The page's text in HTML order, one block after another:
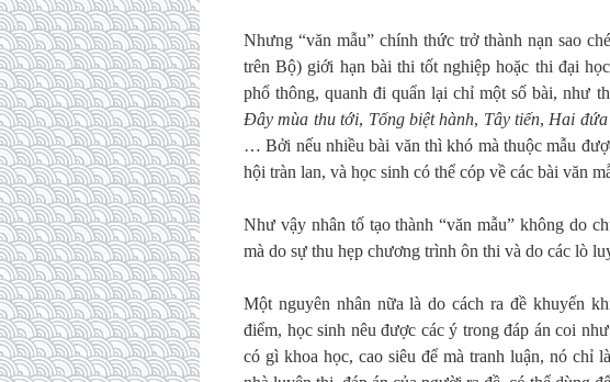
Nhưng “văn mẫu” chính thức trở thành nạn sao
trên Bộ) giới hạn bài thi tốt nghiệp hoặc thi đại
phổ thông, quanh đi quẩn lại chỉ một số bài, như
Đây mùa thu tới, Tống biệt hành, Tây tiến, Hai
… Bởi nếu nhiều bài văn thì khó mà thuộc mẫu
hội tràn lan, và học sinh có thể cóp về các bài văn
Như vậy nhân tố tạo thành “văn mẫu” không do
mà do sự thu hẹp chương trình ôn thi và do các lò
Một nguyên nhân nữa là do cách ra đề khuyến
điểm, học sinh nêu được các ý trong đáp án coi
có gì khoa học, cao siêu để mà tranh luận, nó chỉ